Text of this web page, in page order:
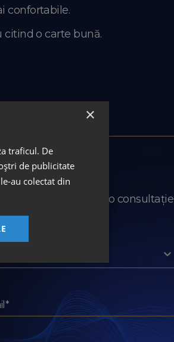
confortabile.
citind o carte bună.
vizita la clinică sau o consultație
×
traficul. De
de publicitate
au colectat din